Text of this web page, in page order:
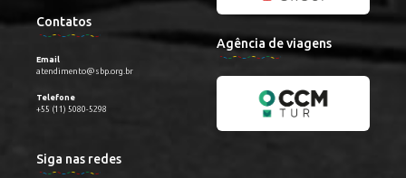
Contatos
Email
atendimento@sbp.org.br
Telefone
+55 (11) 5080-5298
Siga nas redes
Agência de viagens